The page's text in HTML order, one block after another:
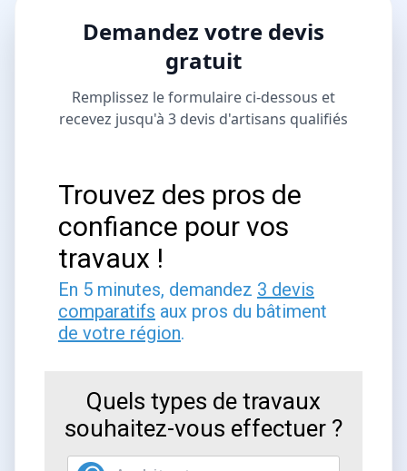
Demandez votre devis
gratuit
Remplissez le formulaire ci-dessous et
recevez jusqu'à 3 devis d'artisans qualifiés
Trouvez des pros de
confiance pour vos
travaux !
En 5 minutes, demandez 3 devis
comparatifs aux pros du bâtiment
de votre région.
Quels types de travaux
souhaitez-vous effectuer ?